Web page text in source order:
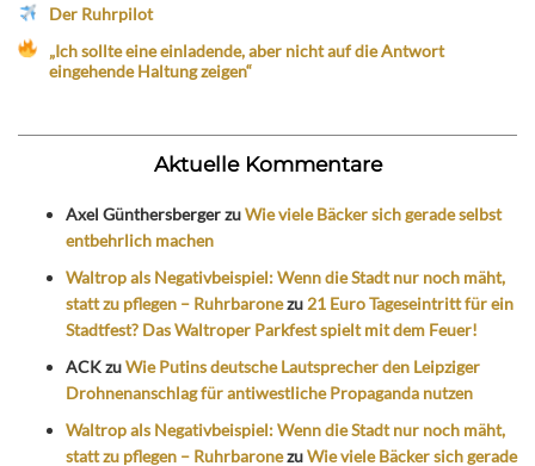
Der Ruhrpilot
„Ich sollte eine einladende, aber nicht auf die Antwort
eingehende Haltung zeigen“
Aktuelle Kommentare
Axel GünthersbergerzuWie viele Bäcker sich gerade selbst
entbehrlich machen
Waltrop als Negativbeispiel: Wenn die Stadt nur noch mäht,
statt zu pflegen – Ruhrbaronezu 21 Euro Tageseintritt für ein
Stadtfest? Das Waltroper Parkfest spielt mit dem Feuer!
ACKzuWie Putins deutsche Lautsprecher den Leipziger
Drohnenanschlag für antiwestliche Propaganda nutzen
Waltrop als Negativbeispiel: Wenn die Stadt nur noch mäht,
statt zu pflegen – RuhrbaronezuWie viele Bäcker sich gerade